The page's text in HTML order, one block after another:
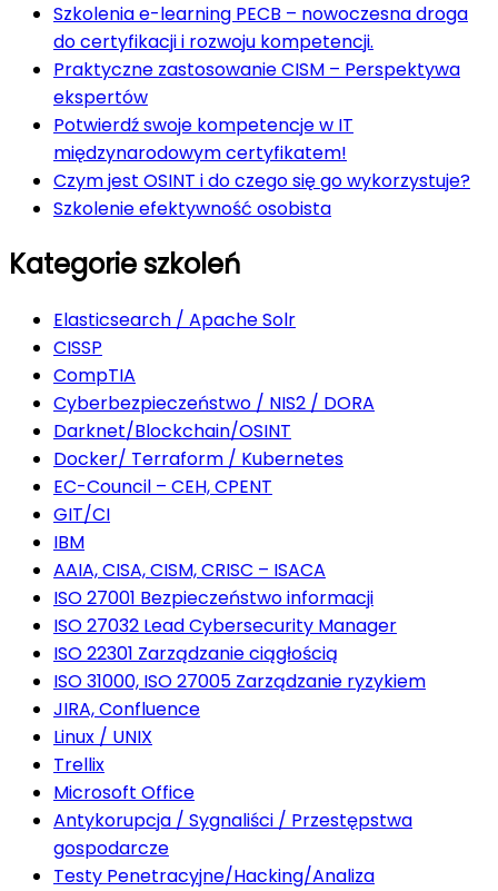
Szkolenia e-learning PECB – nowoczesna droga
do certyfikacji i rozwoju kompetencji.
Praktyczne zastosowanie CISM – Perspektywa
ekspertów
Potwierdź swoje kompetencje w IT
międzynarodowym certyfikatem!
Czym jest OSINT i do czego się go wykorzystuje?
Szkolenie efektywność osobista
Kategorie szkoleń
Elasticsearch / Apache Solr
CISSP
CompTIA
Cyberbezpieczeństwo / NIS2 / DORA
Darknet/Blockchain/OSINT
Docker/ Terraform / Kubernetes
EC-Council – CEH, CPENT
GIT/CI
IBM
AAIA, CISA, CISM, CRISC – ISACA
ISO 27001 Bezpieczeństwo informacji
ISO 27032 Lead Cybersecurity Manager
ISO 22301 Zarządzanie ciągłością
ISO 31000, ISO 27005 Zarządzanie ryzykiem
JIRA, Confluence
Linux / UNIX
Trellix
Microsoft Office
Antykorupcja / Sygnaliści / Przestępstwa
gospodarcze
Testy Penetracyjne/Hacking/Analiza